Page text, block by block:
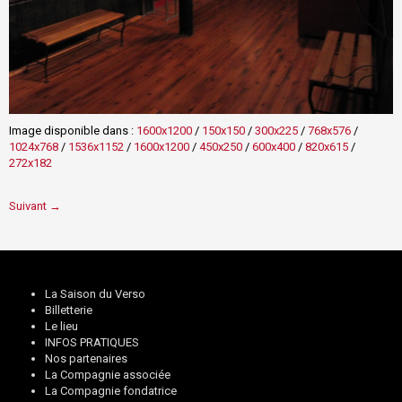
Image disponible dans : 1600x1200 / 150x150 / 300x225 / 768x576 /
1024x768 / 1536x1152 / 1600x1200 / 450x250 / 600x400 / 820x615 /
272x182
Suivant →
La Saison du Verso
Billetterie
Le lieu
INFOS PRATIQUES
Nos partenaires
La Compagnie associée
La Compagnie fondatrice